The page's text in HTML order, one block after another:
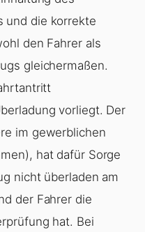
und die korrekte
den Fahrer als
gleichermaßen.
vorliegt. Der
im gewerblichen
hat dafür Sorge
nicht überladen am
der Fahrer die
hat. Bei